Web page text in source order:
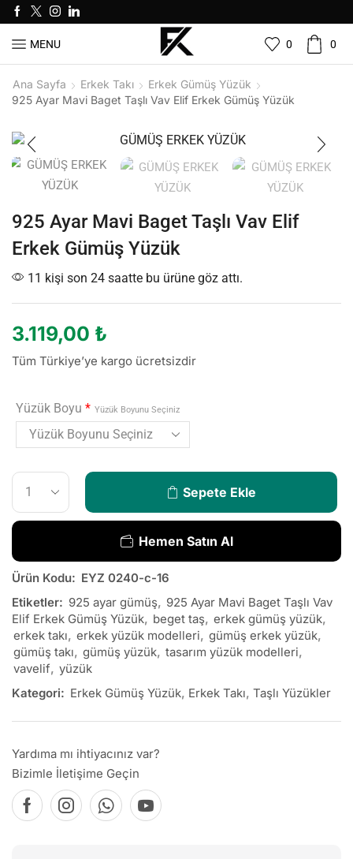
MENU 0 0
Ana Sayfa Erkek Takı
Erkek Gümüş Yüzük
925 Ayar Mavi Baget Taşlı Vav Elif Erkek Gümüş Yüzük
925 Ayar Mavi Baget Taşlı Vav Elif
Erkek Gümüş Yüzük
11 kişi son 24 saatte bu ürüne göz attı.
3.119,00 ₺
Tüm Türkiye’ye kargo ücretsizdir
Yüzük Boyu * Yüzük Boyunu Seçiniz
Sepete Ekle
Hemen Satın Al
Ürün Kodu: EYZ 0240-c-16
Etiketler: 925 ayar gümüş, 925 Ayar Mavi Baget Taşlı Vav
Elif Erkek Gümüş Yüzük, beget taş, erkek gümüş yüzük,
erkek takı, erkek yüzük modelleri, gümüş erkek yüzük,
gümüş takı, gümüş yüzük, tasarım yüzük modelleri,
vavelif, yüzük
Kategori: Erkek Gümüş Yüzük, Erkek Takı, Taşlı Yüzükler
Yardıma mı ihtiyacınız var?
Bizimle İletişime Geçin